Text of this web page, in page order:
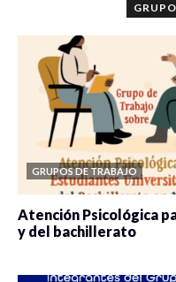
GRUPOS DE TRABAJO
Atención Psicológica
y del bachillerato